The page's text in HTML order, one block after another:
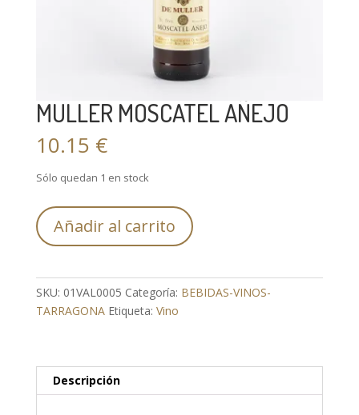
MULLER MOSCATEL AÑEJO
10.15 €
Sólo quedan 1 en stock
MULLER
MOSCATEL
Añadir al carrito
SKU: 01VAL0005 Categoría: BEBIDAS-VINOS-
TARRAGONA Etiqueta: Vino
Descripción